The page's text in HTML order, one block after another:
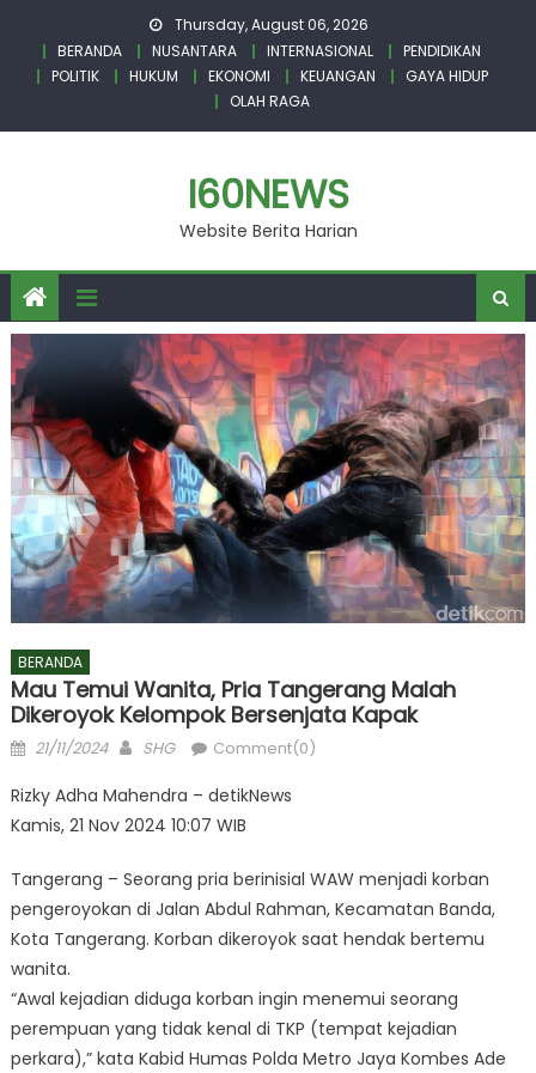
content
Thursday, August 06, 2026
BERANDA
NUSANTARA INTERNASIONAL
PENDIDIKAN
POLITIK
HUKUM EKONOMI KEUANGAN
GAYA HIDUP
OLAH RAGA
I60NEWS
Website Berita Harian
BERANDA
Mau Temui Wanita, Pria Tangerang Malah
Dikeroyok Kelompok Bersenjata Kapak
Posted
21/11/2024 Author
SHG Comment(0)
Rizky Adha Mahendra – detikNews
Kamis, 21 Nov 2024 10:07 WIB
Tangerang – Seorang pria berinisial WAW menjadi korban
pengeroyokan di Jalan Abdul Rahman, Kecamatan Banda,
Kota Tangerang. Korban dikeroyok saat hendak bertemu
wanita.
“Awal kejadian diduga korban ingin menemui seorang
perempuan yang tidak kenal di TKP (tempat kejadian
perkara),” kata Kabid Humas Polda Metro Jaya Kombes Ade